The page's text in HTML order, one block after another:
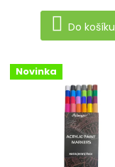
Do košíku
Novinka